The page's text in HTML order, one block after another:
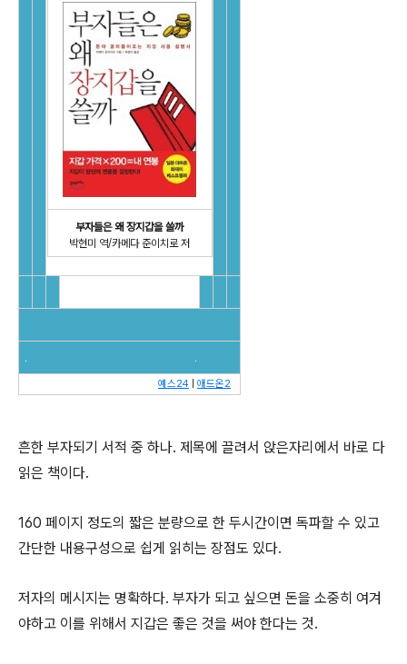
부자들은 왜 장지갑을 쓸까
박현미 역/카메다 준이치로 저
예스24 애드온2
흔한 부자되기 서적 중 하나. 제목에 끌려서 앉은자리에서 바로 다
읽은 책이다.
160 페이지 정도의 짧은 분량으로 한 두시간이면 독파할 수 있고
간단한 내용구성으로 쉽게 읽히는 장점도 있다.
저자의 메시지는 명확하다. 부자가 되고 싶으면 돈을 소중히 여겨
야하고 이를 위해서 지갑은 좋은 것을 써야 한다는 것.